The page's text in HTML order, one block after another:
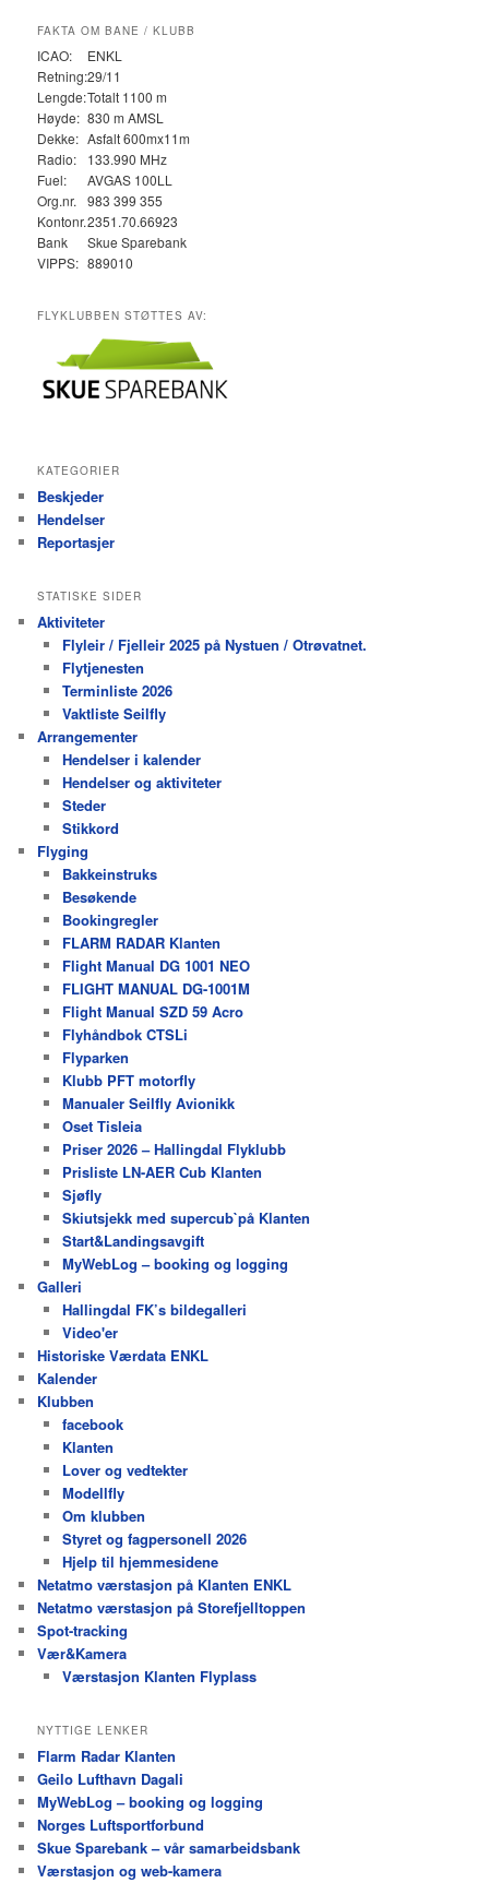
FAKTA OM BANE / KLUBB
ICAO:
ENKL
Retning:29/11
Lengde:Totalt 1100 m
Høyde: 830 m AMSL
Dekke: Asfalt 600mx11m
Radio:
133.990 MHz
Fuel:
AVGAS 100LL
Org.nr.
983 399 355
Kontonr.2351.70.66923
Bank
Skue Sparebank
VIPPS: 889010
FLYKLUBBEN STØTTES AV:
KATEGORIER
Beskjeder
Hendelser
Reportasjer
STATISKE SIDER
Aktiviteter
Flyleir / Fjelleir 2025 på Nystuen / Otrøvatnet.
Flytjenesten
Terminliste 2026
Vaktliste Seilfly
Arrangementer
Hendelser i kalender
Hendelser og aktiviteter
Steder
Stikkord
Flyging
Bakkeinstruks
Besøkende
Bookingregler
FLARM RADAR Klanten
Flight Manual DG 1001 NEO
FLIGHT MANUAL DG-1001M
Flight Manual SZD 59 Acro
Flyhåndbok CTSLi
Flyparken
Klubb PFT motorfly
Manualer Seilfly Avionikk
Oset Tisleia
Priser 2026 – Hallingdal Flyklubb
Prisliste LN-AER Cub Klanten
Sjøfly
Skiutsjekk med supercub`på Klanten
Start&Landingsavgift
MyWebLog – booking og logging
Galleri
Hallingdal FK’s bildegalleri
Video'er
Historiske Værdata ENKL
Kalender
Klubben
facebook
Klanten
Lover og vedtekter
Modellfly
Om klubben
Styret og fagpersonell 2026
Hjelp til hjemmesidene
Netatmo værstasjon på Klanten ENKL
Netatmo værstasjon på Storefjelltoppen
Spot-tracking
Vær&Kamera
Værstasjon Klanten Flyplass
NYTTIGE LENKER
Flarm Radar Klanten
Geilo Lufthavn Dagali
MyWebLog – booking og logging
Norges Luftsportforbund
Skue Sparebank – vår samarbeidsbank
Værstasjon og web-kamera